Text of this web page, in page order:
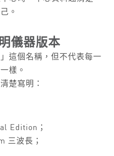
。
儀器版本
這個名稱，但不代表每一
樣。
楚寫明：
Edition；
三波長；